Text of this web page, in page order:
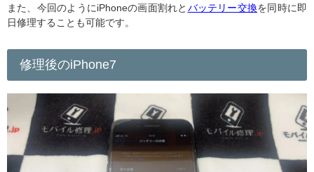
また、今回のようにiPhoneの画面割れと バッテリー交換を同時に即
日修理することも可能です。
修理後のiPhone7